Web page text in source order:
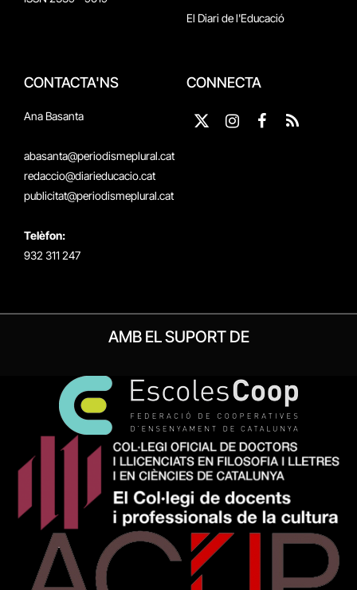
El Diari de l'Educació
CONTACTA'NS
Ana Basanta
abasanta@periodismeplural.cat
redaccio@diarieducacio.cat
publicitat@periodismeplural.cat
Telèfon:
932 311 247
CONNECTA
X
Instagram
Facebook
RSS
AMB EL SUPORT DE